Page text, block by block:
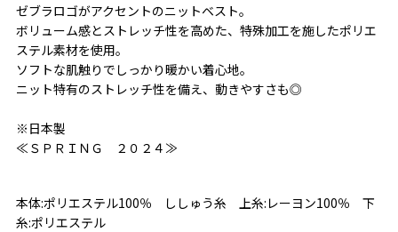
ゼブラロゴがアクセントのニットベスト。
ボリューム感とストレッチ性を高めた、特殊加工を施したポリエ
ステル素材を使用。
ソフトな肌触りでしっかり暖かい着心地。
ニット特有のストレッチ性を備え、動きやすさも◎
※日本製
≪ＳＰＲＩＮＧ ２０２４≫
本体:ポリエステル100％ ししゅう糸 上糸:レーヨン100％ 下
糸:ポリエステル